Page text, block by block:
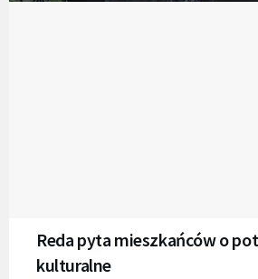
Reda pyta mieszkańców o
kulturalne